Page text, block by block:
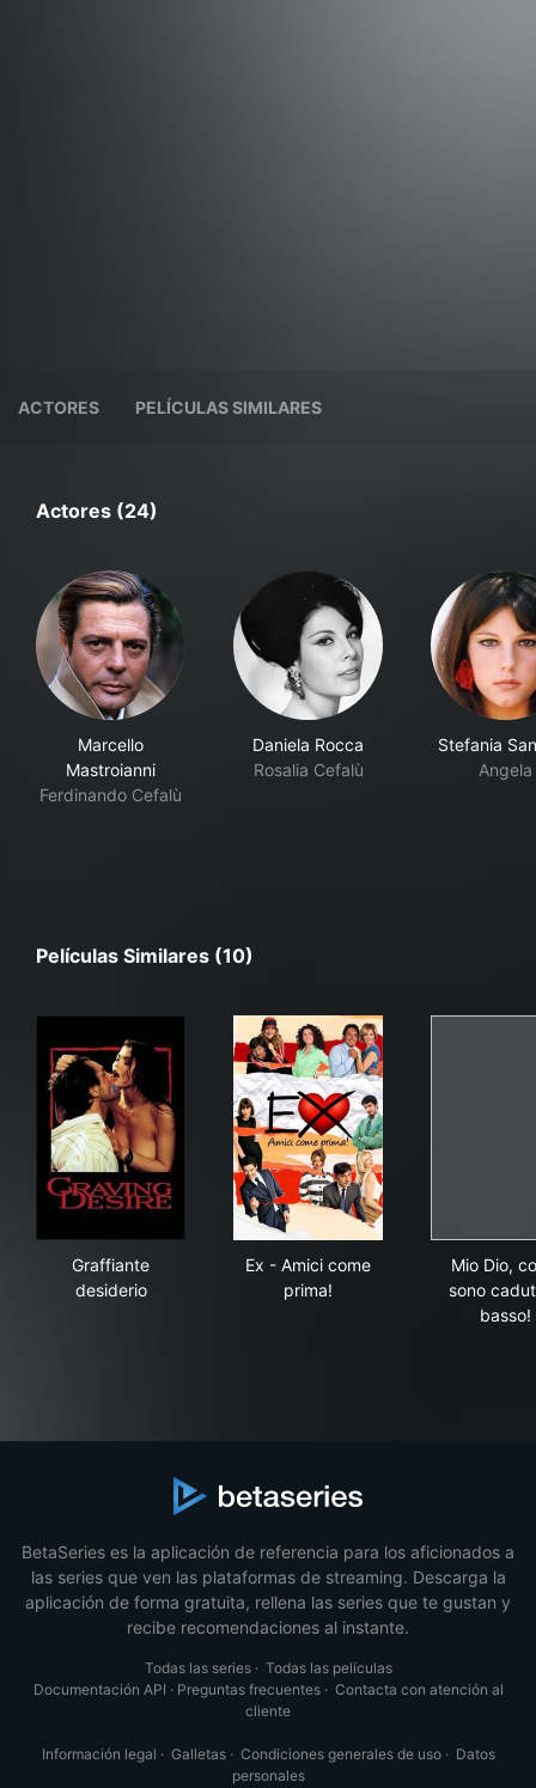
ACTORES PELÍCULAS SIMILARES
Actores (24)
Marcello
Mastroianni
Ferdinando Cefalù
Daniela Rocca
Rosalia Cefalù
Stefania
Angela
Películas Similares (10)
Graffiante
desiderio
Ex - Amici come
prima!
Mio Dio,
sono
basso!
BetaSeries es la aplicación de referencia para los aficionados a
las series que ven las plataformas de streaming. Descarga la
aplicación de forma gratuita, rellena las series que te gustan y
recibe recomendaciones al instante.
Todas las series· Todas las películas
Documentación API · Preguntas frecuentes· Contacta con atención al
cliente
Información legal · Galletas· Condiciones generales de uso· Datos
personales